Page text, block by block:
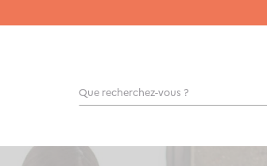
Que recherchez-vous ?
OK